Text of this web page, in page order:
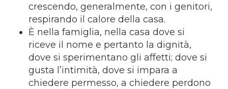
crescendo, generalmente, con i genitori,
respirando il calore della casa.
È nella famiglia, nella casa dove si
riceve il nome e pertanto la dignità,
dove si sperimentano gli affetti; dove si
gusta l’intimità, dove si impara a
chiedere permesso, a chiedere perdono